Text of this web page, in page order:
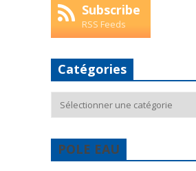
Subscribe
RSS Feeds
Catégories
POLE EAU